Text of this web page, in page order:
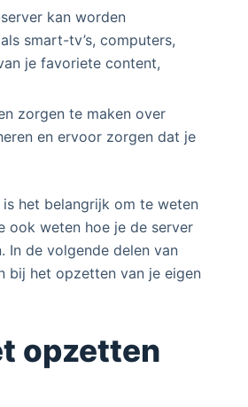
kan worden
smart-tv’s, computers,
je favoriete content,
zorgen te maken over
en ervoor zorgen dat je
is het belangrijk om te weten
ook weten hoe je de server
In de volgende delen van
bij het opzetten van je eigen
opzetten